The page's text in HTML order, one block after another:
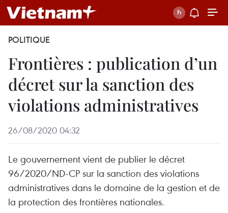
POLITIQUE
Frontières : publication d’un
décret sur la sanction des
violations administratives
26/08/2020 04:32
Le gouvernement vient de publier le décret
96/2020/ND-CP sur la sanction des violations
administratives dans le domaine de la gestion et de
la protection des frontières nationales.